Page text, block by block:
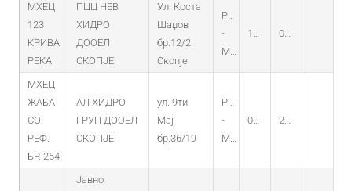
МХЕЦ
123
КРИВА
РЕКА
ПЦЦ НЕВ
ХИДРО
ДООЕЛ
СКОПЈЕ
Ул. Коста
Шаџов
бр.12/2
Скопје
PO
-
MHEC
15.06.2023 06.06.2023
МХЕЦ
ЖАБА
СО
РЕФ.
БР. 254
АЛ ХИДРО
ГРУП ДООЕЛ
СКОПЈЕ
ул. 9ти
Мај
бр.36/19
PO
-
MHEC
04.08.2021 26.07.2021
Јавно